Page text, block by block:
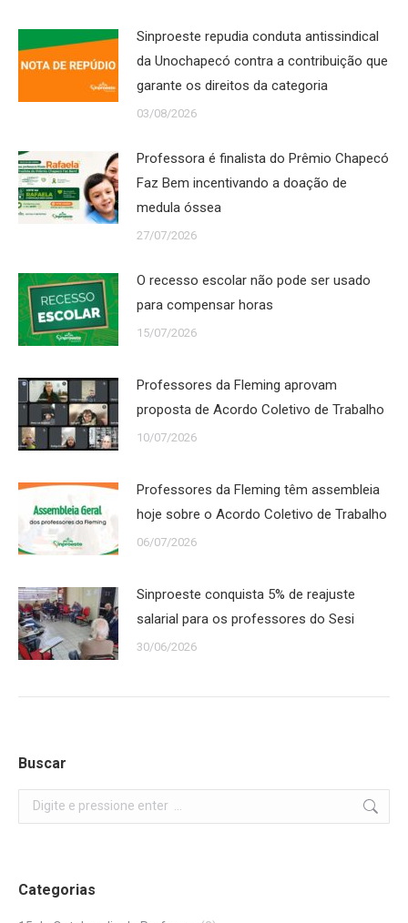
Sinproeste repudia conduta antissindical
da Unochapecó contra a contribuição que
garante os direitos da categoria
03/08/2026
Professora é finalista do Prêmio Chapecó
Faz Bem incentivando a doação de
medula óssea
27/07/2026
O recesso escolar não pode ser usado
para compensar horas
15/07/2026
Professores da Fleming aprovam
proposta de Acordo Coletivo de Trabalho
10/07/2026
Professores da Fleming têm assembleia
hoje sobre o Acordo Coletivo de Trabalho
06/07/2026
Sinproeste conquista 5% de reajuste
salarial para os professores do Sesi
30/06/2026
Buscar
Search:
Categorias